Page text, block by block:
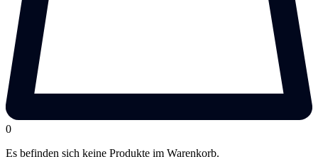
0
Es befinden sich keine Produkte im Warenkorb.